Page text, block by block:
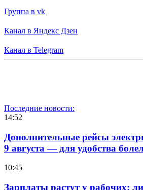
Группа в vk
Канал в Яндекс Дзен
Канал в Telegram
Последние новости:
14:52
Дополнительные рейсы
9 августа — для удобства
10:45
Зарплаты растут у рабочих: